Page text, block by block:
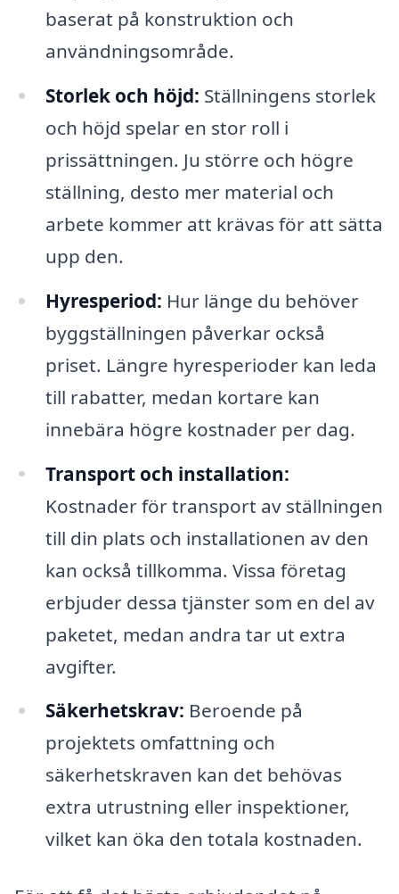
baserat på konstruktion och
användningsområde.
Storlek och höjd: Ställningens storlek
och höjd spelar en stor roll i
prissättningen. Ju större och högre
ställning, desto mer material och
arbete kommer att krävas för att sätta
upp den.
Hyresperiod: Hur länge du behöver
byggställningen påverkar också
priset. Längre hyresperioder kan leda
till rabatter, medan kortare kan
innebära högre kostnader per dag.
Transport och installation:
Kostnader för transport av ställningen
till din plats och installationen av den
kan också tillkomma. Vissa företag
erbjuder dessa tjänster som en del av
paketet, medan andra tar ut extra
avgifter.
Säkerhetskrav: Beroende på
projektets omfattning och
säkerhetskraven kan det behövas
extra utrustning eller inspektioner,
vilket kan öka den totala kostnaden.